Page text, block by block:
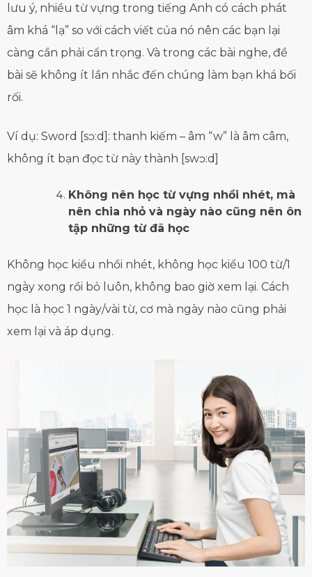
lưu ý, nhiều từ vựng trong tiếng Anh có cách phát
âm khá “lạ” so với cách viết của nó nên các bạn lại
càng cần phải cẩn trọng. Và trong các bài nghe, đề
bài sẽ không ít lần nhắc đến chúng làm bạn khá bối
rối.
Ví dụ: Sword [sɔ:d]: thanh kiếm – âm “w” là âm câm,
không ít bạn đọc từ này thành [swɔ:d]
Không nên học từ vựng nhồi nhét, mà
nên chia nhỏ và ngày nào cũng nên ôn
tập những từ đã học
Không học kiểu nhồi nhét, không học kiểu 100 từ/1
ngày xong rồi bỏ luôn, không bao giờ xem lại. Cách
học là học 1 ngày/vài từ, cơ mà ngày nào cũng phải
xem lại và áp dụng.